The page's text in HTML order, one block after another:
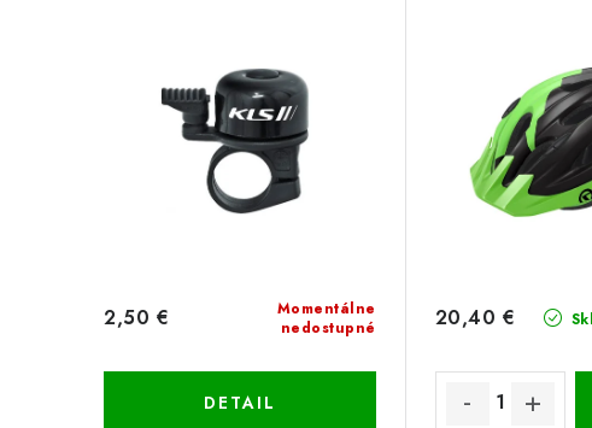
Momentálne
nedostupné
2,50 €
DETAIL
20,40 €